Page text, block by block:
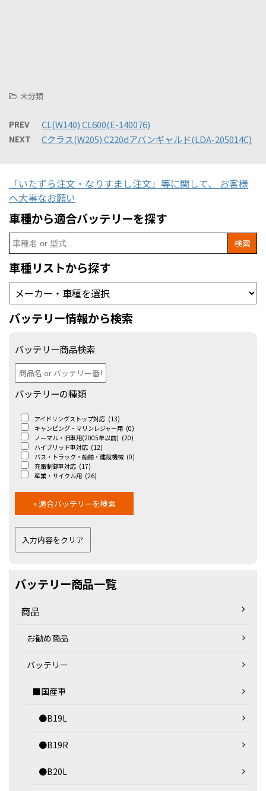
-未分類
PREV CL(W140) CL600(E-140076)
NEXT Cクラス(W205) C220dアバンギャルド(LDA-205014C)
「いたずら注文・なりすまし注文」等に関して、 お客様
へ大事なお願い
車種から適合バッテリーを探す
Search
for:
車種リストから探す
バッテリー情報から検索
バッテリー商品検索
バッテリーの種類
アイドリングストップ対応 (13)
キャンピング・マリンレジャー用 (0)
ノーマル・旧車用(2005年以前) (20)
ハイブリッド車対応 (12)
バス・トラック・船舶・建設機械 (0)
充電制御車対応 (17)
産業・サイクル用 (26)
バッテリー商品一覧
商品
お勧め商品
バッテリー
■国産車
●B19L
●B19R
●B20L